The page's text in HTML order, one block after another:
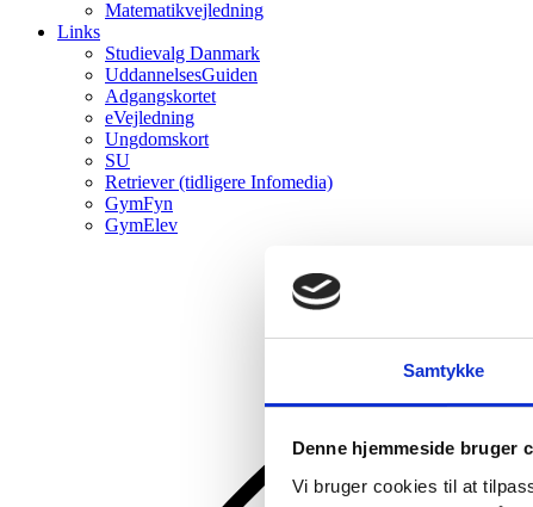
Samtykke
Denne hjemmeside bruger
Vi bruger cookies til at
Matematikvejledning
Links
Studievalg Danmark
UddannelsesGuiden
Adgangskortet
eVejledning
Ungdomskort
SU
Retriever (tidligere Infomedia)
GymFyn
GymElev